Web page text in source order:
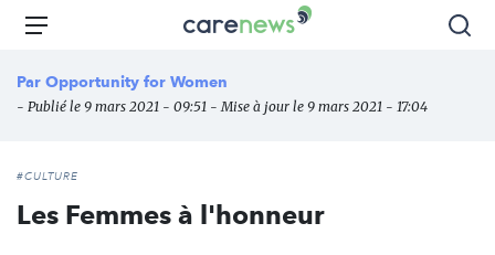
Aller
principal
Carenews,
média
des
Menu
Par Opportunity for Women
- Publié le 9 mars 2021 - 09:51 - Mise à jour le 9 mars 2021 - 17:04
#CULTURE
Les Femmes à l'honneur